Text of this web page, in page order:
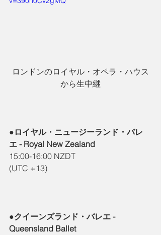
ロンドンのロイヤル・オペラ・ハウス
から生中継
●ロイヤル・ニュージーランド・バレ
エ - Royal New Zealand
15:00-16:00 NZDT
(UTC +13)
●クイーンズランド・バレエ -
Queensland Ballet